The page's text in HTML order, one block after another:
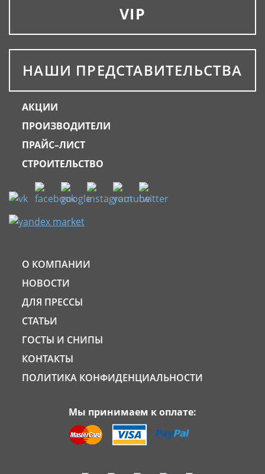
VIP
НАШИ ПРЕДСТАВИТЕЛЬСТВА
АКЦИИ
ПРОИЗВОДИТЕЛИ
ПРАЙС–ЛИСТ
СТРОИТЕЛЬСТВО
О КОМПАНИИ
НОВОСТИ
ДЛЯ ПРЕССЫ
СТАТЬИ
ГОСТЫ И СНИПЫ
КОНТАКТЫ
ПОЛИТИКА КОНФИДЕНЦИАЛЬНОСТИ
Мы принимаем к оплате: